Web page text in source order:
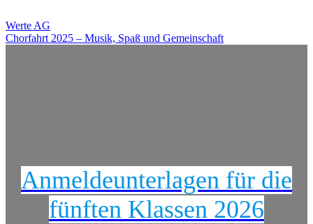
Beitragsnavigation
Werte AG
Chorfahrt 2025 – Musik, Spaß und Gemeinschaft
Anmeldeunterlagen für die
fünften Klassen 2026